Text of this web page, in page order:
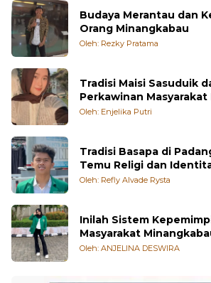
Orang Minangkabau
Oleh: Rezky Pratama
Perkawinan Masyarakat
Puluh Kota
Oleh: Enjelika Putri
Temu Religi dan
Oleh: Refly Alvade Rysta
Masyarakat
Oleh: ANJELINA DESWIRA